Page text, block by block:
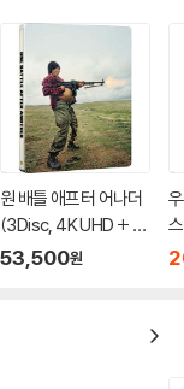
원 배틀 애프터 어나더
(3Disc, 4K UHD + B
D + BD Bonus 스틸북
53,500원